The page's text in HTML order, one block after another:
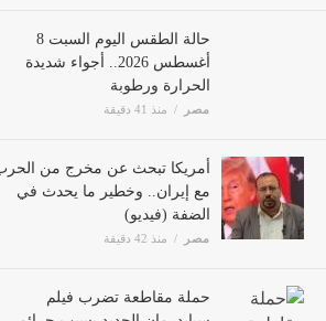
أغسطس 2026.. أجواء شديدة
الحرارة ورطوبة
مصر منذ 41 دقيقة
أمريكا تبحث عن مخرج من الحرب
مع إيران.. وخطير ما يحدث في
الضفة (فيديو)
منذ 42 دقيقة
سبايدرمان الجديد بسبب جرائم